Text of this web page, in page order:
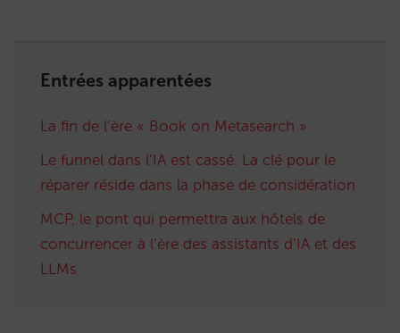
Entrées apparentées
La fin de l’ère « Book on Metasearch »
Le funnel dans l’IA est cassé. La clé pour le
réparer réside dans la phase de considération
MCP, le pont qui permettra aux hôtels de
concurrencer à l’ère des assistants d’IA et des
LLMs